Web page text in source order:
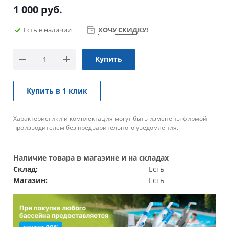
1 000 руб.
Есть в наличии ХОЧУ СКИДКУ!
Купить
Купить в 1 клик
Характеристики и комплектация могут быть изменены фирмой-
производителем без предварительного уведомления.
Наличие товара в магазине и на складах
Склад:
Есть
Магазин:
Есть